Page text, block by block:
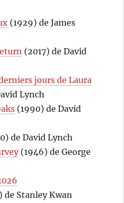
(1929) de James
(2017) de David
jours de Laura
Lynch
(1990) de David
de David Lynch
(1946) de George
de Stanley Kwan